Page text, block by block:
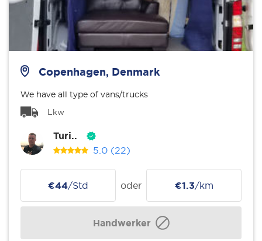
Copenhagen, Denmark
We have all type of vans/trucks
Lkw
Turi..
5.0 (22)
€44/Std oder €1.3/km
Handwerker